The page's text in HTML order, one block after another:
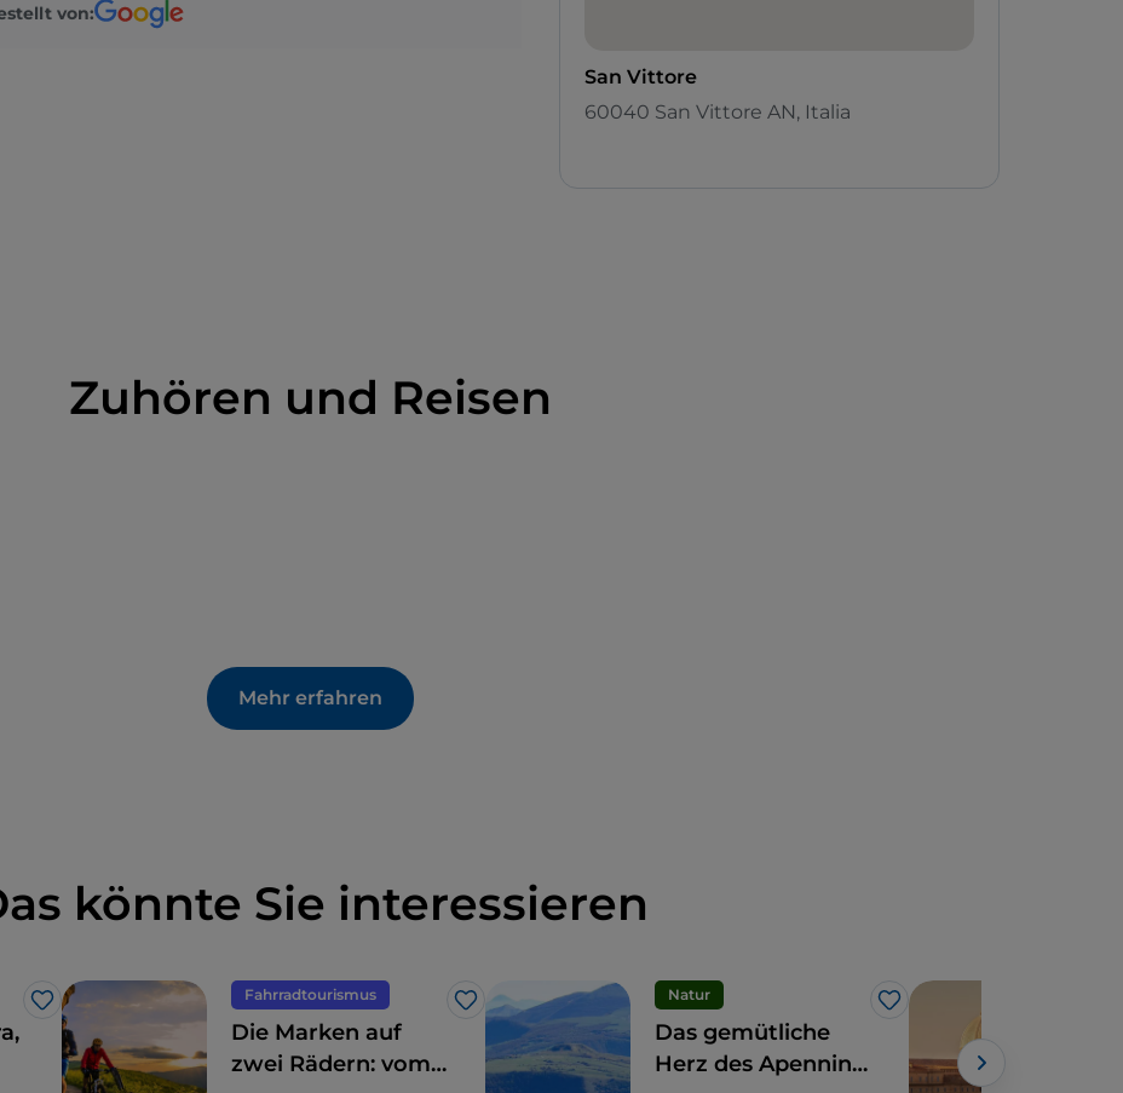
von:
San Vittore
60040 San Vittore AN, Italia
Zuhören und Reisen
Mehr erfahren
könnte Sie interessieren
Like
Fahrradtourismus
Like
Die Marken auf
zwei Rädern: vom
Natur
Like
Das gemütliche
Herz des Apennins: